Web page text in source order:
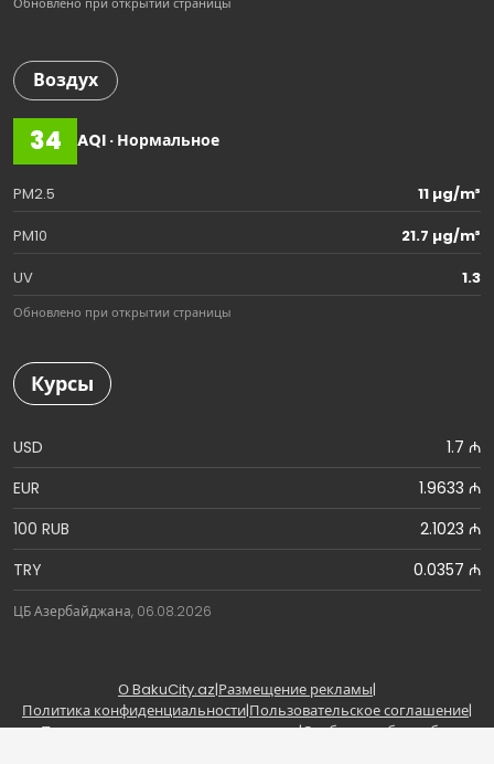
Воздух
34 AQI · Нормальное
PM2.5
11 µg/m³
PM10
21.7 µg/m³
UV
1.3
Обновлено при открытии страницы
Курсы
USD
1.7 ₼
EUR
1.9633 ₼
100 RUB
2.1023 ₼
TRY
0.0357 ₼
ЦБ Азербайджана, 06.08.2026
О BakuCity.az|Размещение рекламы|
Политика конфиденциальности|Пользовательское соглашение|
Правила использования материалов|Сообщить об ошибке